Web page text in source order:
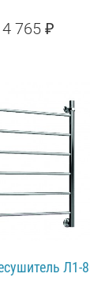
4 765 ₽
Л1-